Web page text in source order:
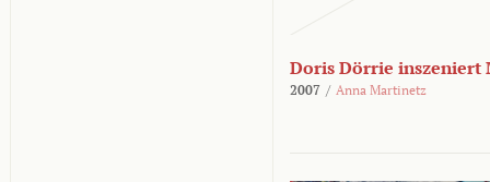
Doris Dörrie inszeniert
2007 / Anna Martinetz